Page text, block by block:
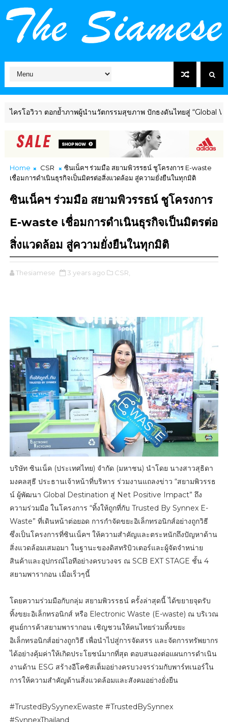
วา ตอกย้ำภาพผู้นำนวัตกรรมสุขภาพ ปักธงดันไทยสู่ “Global Wellness
Home CSR
ซินเน็คฯ ร่วมมือ สยามพิวรรธน์ ชูโครงการ E-waste
เชื่อมการดำเนินธุรกิจเป็นมิตรต่อสิ่งแวดล้อม สู่ความยั่งยืนในทุกมิติ
ซินเน็คฯ ร่วมมือ สยามพิวรรธน์ ชูโครงการ
E-waste เชื่อมการดำเนินธุรกิจเป็นมิตรต่อ
สิ่งแวดล้อม สู่ความยั่งยืนในทุกมิติ
Thesiamese 3 years ago CSR,
บริษัท ซินเน็ค (ประเทศไทย) จำกัด (มหาชน) นำโดย นางสาวสุธิดา
มงคลสุธี ประธานเจ้าหน้าที่บริหาร ร่วมงานแถลงข่าว “สยามพิวรรธ
น์ ผู้พัฒนา Global Destination สู่ Net Positive Impact” ถึง
ความร่วมมือ ในโครงการ “ทิ้งให้ถูกที่กับ Trusted By Synnex E-
Waste” ที่เดินหน้าต่อยอด การกำจัดขยะอิเล็กทรอนิกส์อย่างถูกวิธี
ซึ่งเป็นโครงการที่ซินเน็คฯ ให้ความสำคัญและตระหนักถึงปัญหาด้าน
สิ่งแวดล้อมเสมอมา ในฐานะของดิสทริบิวเตอร์และผู้จัดจำหน่าย
สินค้าและอุปกรณ์ไอทีอย่างครบวงจร ณ SCB EXT STAGE ชั้น 4
สยามพารากอน เมื่อเร็วๆนี้
โดยความร่วมมือกับกลุ่ม สยามพิวรรธน์ ครั้งล่าสุดนี้ ได้ขยายจุดรับ
ทิ้งขยะอิเล็กทรอนิกส์ หรือ Electronic Waste (E-waste) ณ บริเวณ
ศูนย์การค้าสยามพารากอน เชิญชวนให้คนไทยร่วมทิ้งขยะ
อิเล็กทรอนิกส์อย่างถูกวิธี เพื่อนำไปสู่การจัดสรร และจัดการทรัพยากร
ได้อย่างคุ้มค่าให้เกิดประโยชน์มากที่สุด ตอบสนองต่อแผนการดำเนิน
งานด้าน ESG สร้างอีโคซิสเต็มอย่างครบวงจรร่วมกับพาร์ทเนอร์ใน
การให้ความสำคัญด้านสิ่งแวดล้อมและสังคมอย่างยั่งยืน
#TrustedBySyynexEwaste #TrustedBySynnex
#SynnexThailand